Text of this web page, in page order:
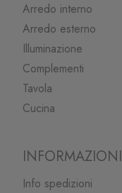
Arredo interno
Arredo esterno
Illuminazione
Complementi
Tavola
Cucina
INFORMAZIONI
Info spedizioni